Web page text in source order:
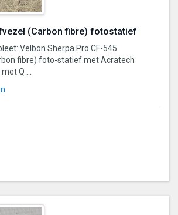
(Carbon fibre) fotostatief
Velbon Sherpa Pro CF-545
fibre) foto-statief met Acratech
Q ...